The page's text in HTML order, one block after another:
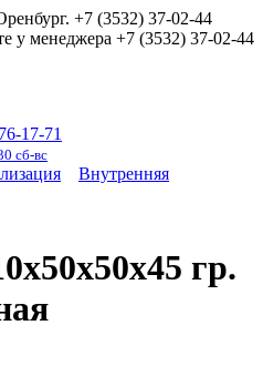
+7 (3532) 37-02-44
у менеджера +7 (3532) 37-02-44
17-71
сб-вс
Внутренняя
гр.